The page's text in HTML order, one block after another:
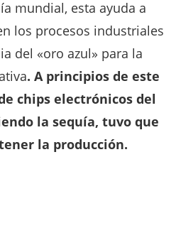
mundial, esta ayuda a
los procesos industriales
del «oro azul» para la
. A principios de este
chips electrónicos del
la sequía, tuvo que
la producción.